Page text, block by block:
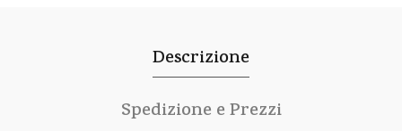
Descrizione
Spedizione e Prezzi